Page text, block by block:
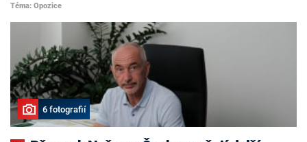
Téma: Opozice
6 fotografií